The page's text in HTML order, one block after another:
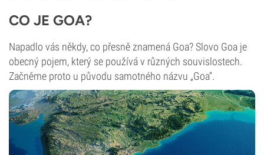
CO JE GOA?
Napadlo vás někdy, co přesně znamená Goa? Slovo Goa je
obecný pojem, který se používá v různých souvislostech.
Začněme proto u původu samotného názvu „Goa“.